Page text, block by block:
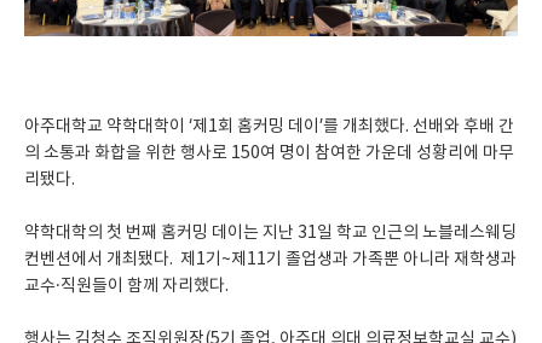
아주대학교 약학대학이 ‘제1회 홈커밍 데이’를 개최했다. 선배와 후배 간
의 소통과 화합을 위한 행사로 150여 명이 참여한 가운데 성황리에 마무
리됐다.
약학대학의 첫 번째 홈커밍 데이는 지난 31일 학교 인근의 노블레스웨딩
컨벤션에서 개최됐다. 제1기~제11기 졸업생과 가족뿐 아니라 재학생과
교수·직원들이 함께 자리했다.